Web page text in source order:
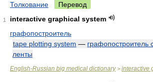
Толкование Перевод
1
interactive graphical system
графопостроитель
tape plotting system — графопостроитель
ленты
English-Russian big medical dictionary> interactive